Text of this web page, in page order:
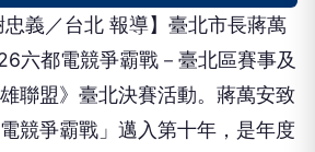
忠義／台北 報導】臺北市長蔣萬
六都電競爭霸戰－臺北區賽事及
聯盟》臺北決賽活動。蔣萬安致
競爭霸戰」邁入第十年，是年度